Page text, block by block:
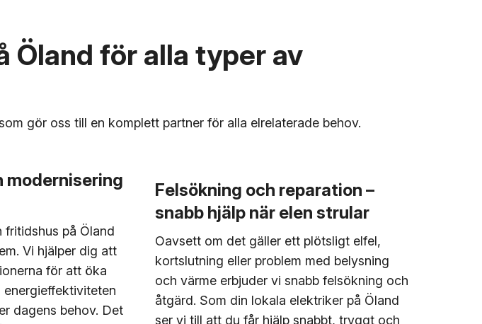
Öland för alla typer av
gör oss till en komplett partner för alla elrelaterade behov.
modernisering
fritidshus på Öland
Vi hjälper dig att
för att öka
dagens behov. Det
Felsökning och reparation –
snabb hjälp när elen strular
Oavsett om det gäller ett plötsligt elfel,
kortslutning eller problem med belysning
och värme erbjuder vi snabb felsökning och
åtgärd. Som din lokala elektriker på Öland
ser vi till att du får hjälp snabbt, tryggt och